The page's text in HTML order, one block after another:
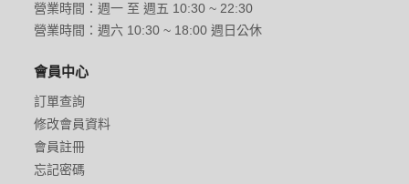
營業時間：週一 至 週五 10:30 ~ 22:30
營業時間：週六 10:30 ~ 18:00 週日公休
會員中心
訂單查詢
修改會員資料
會員註冊
忘記密碼